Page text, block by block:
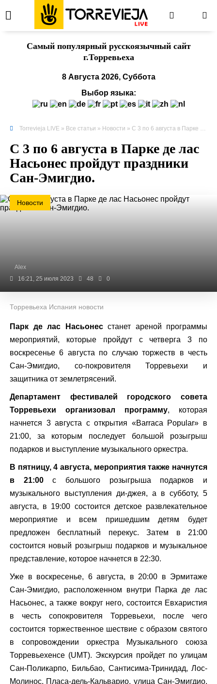
Cамый популярный русскоязычный сайт
г.Торревьеха
8 Августа 2026, Суббота
Выбор языка:
Torrevieja LIVE » Все статьи » Новости » С 3 по 6 августа в Парке де лас Насьонес пройдут праздники Сан-Эмигдио.
С 3 по 6 августа в Парке де лас
Насьонес пройдут праздники
Сан-Эмигдио.
Новости
Alex
16:21, 25 июля 2023
48 0
Торревьеха Испания новости
Парк де лас Насьонес станет ареной программы
мероприятий, которые пройдут с четверга 3 по
воскресенье 6 августа по случаю торжеств в честь
Сан-Эмигдио, со-покровителя Торревьехи и
защитника от землетрясений.
Департамент фестивалей городского совета
Торревьехи организовал программу, которая
начнется 3 августа с открытия «Barraca Popular» в
21:00, за которым последует большой розыгрыш
подарков и выступление музыкального оркестра.
В пятницу, 4 августа, мероприятия также начнутся
в 21:00с большого розыгрыша подарков и
музыкального выступления ди-джея, а в субботу, 5
августа, в 19:00 состоится детское развлекательное
мероприятие и всем пришедшим детям будет
предложен бесплатный перекус. Затем в 21:00
состоится новый розыгрыш подарков и музыкальное
представление, которое начнется в 22:30.
Уже в воскресенье, 6 августа, в 20:00 в Эрмитаже
Сан-Эмигдио, расположенном внутри Парка де лас
Насьонес, а также вокруг него, состоится Евхаристия
в честь сопокровителя Торревьехи, после чего
состоится торжественное шествие с образом святого
в сопровождении оркестра Музыкального союза
Торревьехенсе (UMT). Экскурсия пройдет по улицам
Сан-Поликарпо, Бильбао, Сантисима-Тринидад, Лос-
Молинос, Пласа-дель-Кальварио, улица Сан-Эмигдио,